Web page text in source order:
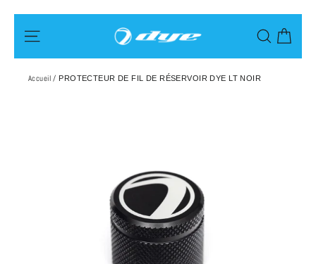
au
contenu
Accueil / PROTECTEUR DE FIL DE RÉSERVOIR DYE LT NOIR